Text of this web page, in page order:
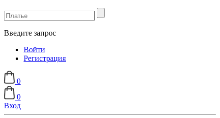
Введите запрос
Войти
Регистрация
0
0
Вход